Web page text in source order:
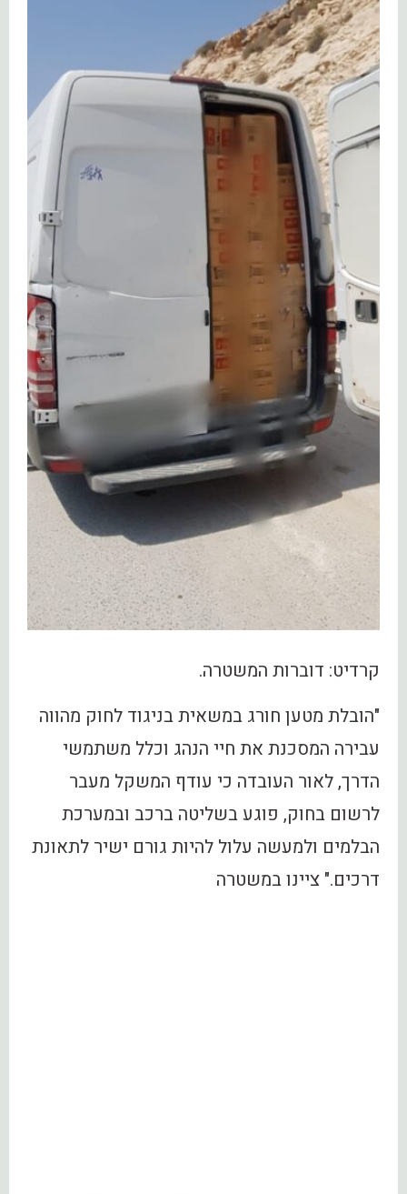
קרדיט: דוברות המשטרה.
"הובלת מטען חורג במשאית בניגוד לחוק מהווה
עבירה המסכנת את חיי הנהג וכלל משתמשי
הדרך, לאור העובדה כי עודף המשקל מעבר
לרשום בחוק, פוגע בשליטה ברכב ובמערכת
הבלמים ולמעשה עלול להיות גורם ישיר לתאונת
דרכים." ציינו במשטרה